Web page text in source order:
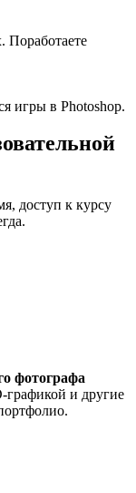
Поработаете
игры в Photoshop.
доступ к курсу
фотографа
графикой и другие